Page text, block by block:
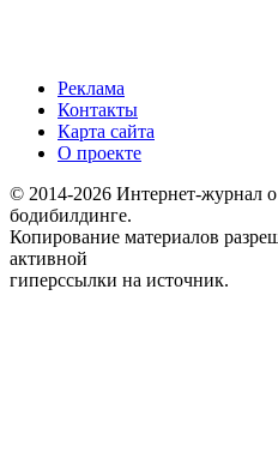
Реклама
Контакты
Карта сайта
О проекте
© 2014-2026 Интернет-журнал
бодибилдинге.
Копирование материалов
активной
гиперссылки на источник.